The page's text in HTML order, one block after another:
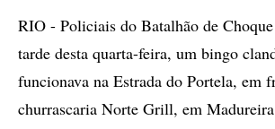
RIO - Policiais do Batalhão de
tarde desta quarta-feira, um bingo
funcionava na Estrada do Portela, em
churrascaria Norte Grill, em